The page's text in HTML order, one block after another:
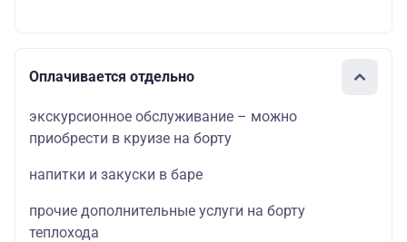
Оплачивается отдельно
экскурсионное обслуживание – можно
приобрести в круизе на борту
напитки и закуски в баре
прочие дополнительные услуги на борту
теплохода